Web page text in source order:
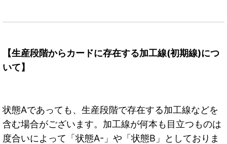
【生産段階からカードに存在する加工線(初期線)につ
いて】
状態Aであっても、生産段階で存在する加工線などを
含む場合がございます。加工線が何本も目立つものは
度合いによって「状態A-」や「状態B」としておりま